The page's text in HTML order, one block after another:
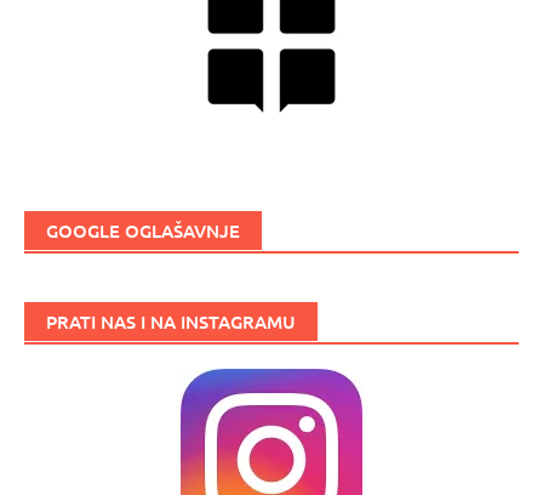
GOOGLE OGLAŠAVNJE
PRATI NAS I NA INSTAGRAMU